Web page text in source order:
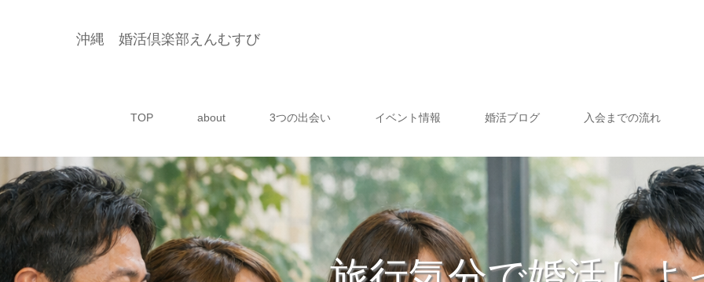
沖縄 婚活倶楽部えんむすび
TOP about 3つの出会い イベント情報 婚活ブログ 入会までの流れ